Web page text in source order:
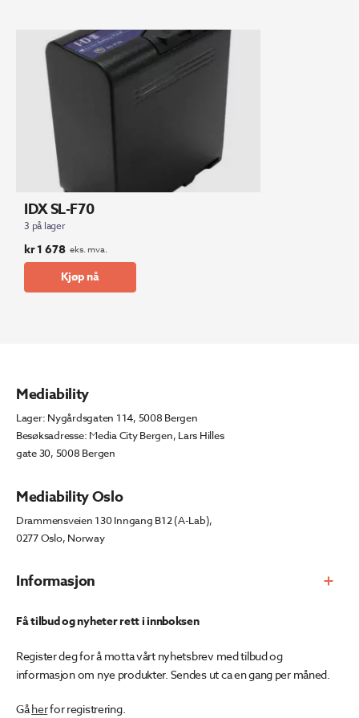
IDX SL-F70
3 på lager
kr1 678 eks. mva.
Kjøp nå
Informasjon
Mediability
Lager: Nygårdsgaten 114, 5008 Bergen
Besøksadresse: Media City Bergen, Lars Hilles
gate 30, 5008 Bergen
Mediability Oslo
Drammensveien 130 Inngang B12 (A-Lab),
0277 Oslo, Norway
Få tilbud og nyheter rett i innboksen
Register deg for å motta vårt nyhetsbrev med tilbud og
informasjon om nye produkter. Sendes ut ca en gang per måned.
Gåherfor registrering.